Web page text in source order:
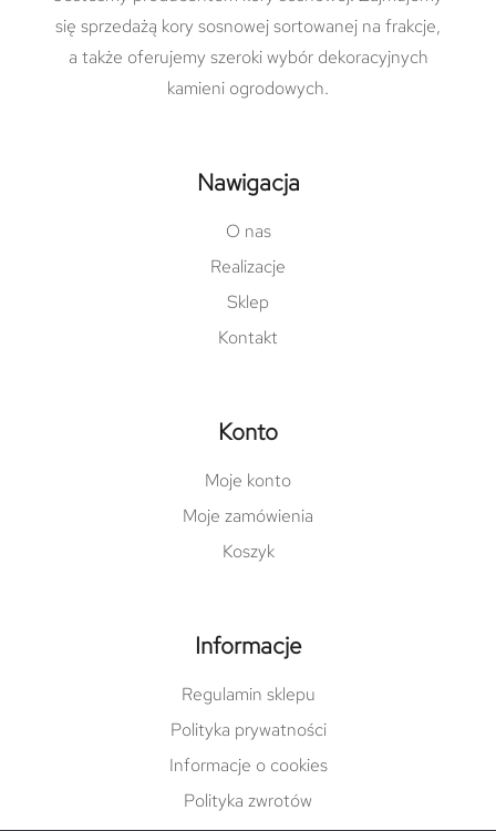
się sprzedażą kory sosnowej sortowanej na frakcje,
a także oferujemy szeroki wybór dekoracyjnych
kamieni ogrodowych.
Nawigacja
O nas
Realizacje
Sklep
Kontakt
Konto
Moje konto
Moje zamówienia
Koszyk
Informacje
Regulamin sklepu
Polityka prywatności
Informacje o cookies
Polityka zwrotów